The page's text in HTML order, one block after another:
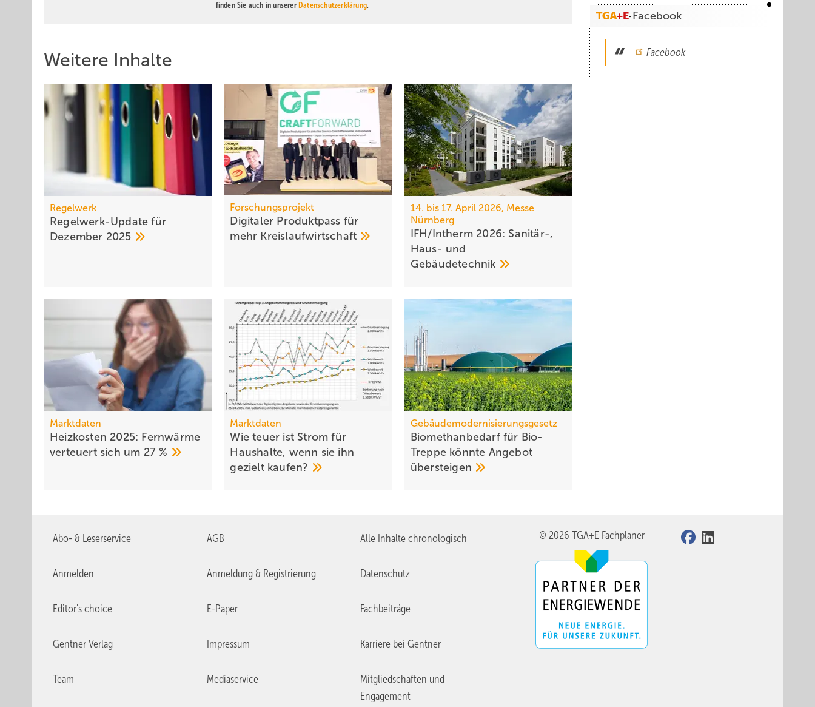
finden Sie auch in unserer Datenschutzerklärung.
Weitere Inhalte
Regelwerk
Regelwerk-Update für
Dezember 2025
Forschungsprojekt
Digitaler Pro­dukt­pass für
mehr Kreis­lauf­wirt­schaft
14. bis 17. April 2026, Messe
Nürnberg
IFH/Intherm 2026: Sanitär-,
Haus- und
Ge­bäu­de­tech­nik
Marktdaten
Heizkosten 2025: Fernwärme
verteuert sich um 27 %
Marktdaten
Wie teuer ist Strom für
Haushalte, wenn sie ihn
gezielt kaufen?
Gebäudemodernisierungsgesetz
Biomethanbedarf für Bio-
Treppe könnte Ange­bot
über­steigen
Facebook
Facebook
Abo- & Leserservice AGB Alle Inhalte chronologisch
Anmelden Anmeldung & Registrierung Datenschutz
Editor's choice E-Paper Fachbeiträge
Gentner Verlag Impressum Karriere bei Gentner
Team Mediaservice
Mitgliedschaften und
Engagement
© 2026 TGA+E Fachplaner